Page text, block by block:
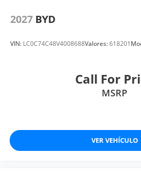
2027 BYD
VIN: LC0C74C48V4008688Valores:618201
Call For
MSRP
VER VEHÍCULO